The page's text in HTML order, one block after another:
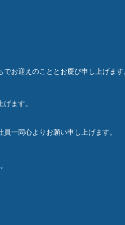
でお迎えのこととお慶び申し上げます
ます。
一同心よりお願い申し上げます。